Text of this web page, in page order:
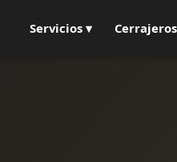
Servicios ▾